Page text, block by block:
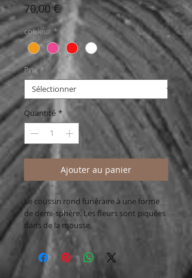
70,00 €Prix
couleur *
Prix *
Quantité *
Ajouter au panier
Le coussin rond funéraire à une forme
de demi-sphère. Les fleurs sont piquées
dans de la mousse.
La taille varie en fonction du montant.
70€ - 40cm de diamètre
100€ - 50cm de diamètre
150€ - 65cm de diamètre